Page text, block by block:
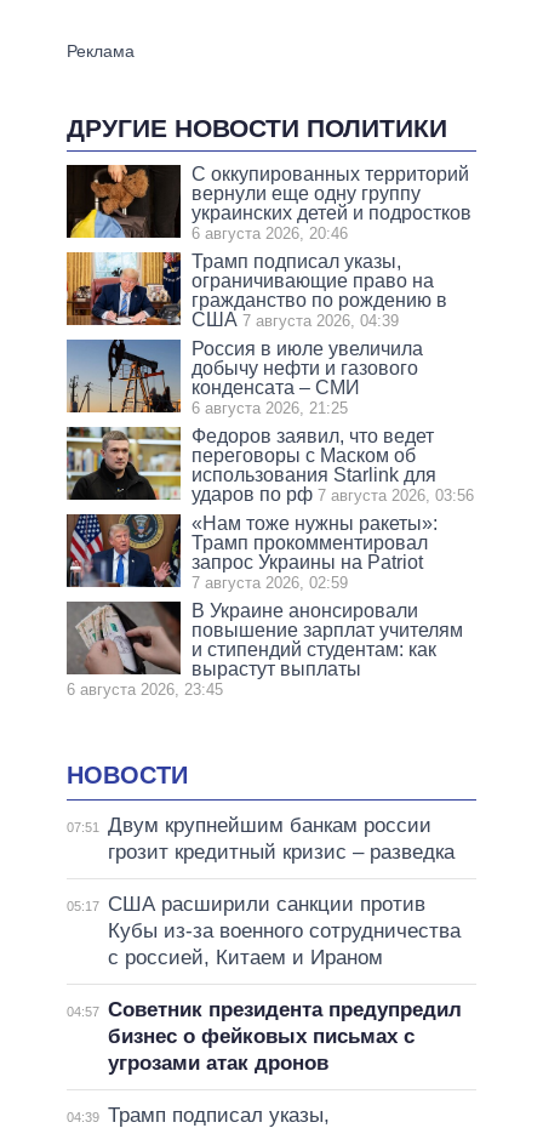
ДРУГИЕ НОВОСТИ ПОЛИТИКИ
С оккупированных территорий
вернули еще одну группу
украинских детей и подростков
6 августа 2026, 20:46
Трамп подписал указы,
ограничивающие право на
гражданство по рождению в
США 7 августа 2026, 04:39
Россия в июле увеличила
добычу нефти и газового
конденсата – СМИ
6 августа 2026, 21:25
Федоров заявил, что ведет
переговоры с Маском об
использования Starlink для
ударов по рф 7 августа 2026, 03:56
«Нам тоже нужны ракеты»:
Трамп прокомментировал
запрос Украины на Patriot
7 августа 2026, 02:59
В Украине анонсировали
повышение зарплат учителям
и стипендий студентам: как
вырастут выплаты
6 августа 2026, 23:45
НОВОСТИ
07:51
Двум крупнейшим банкам россии
грозит кредитный кризис – разведка
05:17
США расширили санкции против
Кубы из-за военного сотрудничества
с россией, Китаем и Ираном
04:57 Советник президента предупредил
бизнес о фейковых письмах с
угрозами атак дронов
04:39 Трамп подписал указы,